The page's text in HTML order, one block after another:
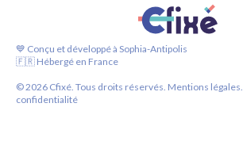
💙 Conçu et développé à Sophia-Antipolis
🇫🇷 Hébergé en France
©2026 Cfixé. Tous droits réservés. Mentions légales.
confidentialité